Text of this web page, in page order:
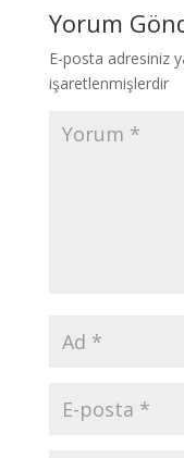
Yorum
E-posta adresiniz
işaretlenmişlerdir